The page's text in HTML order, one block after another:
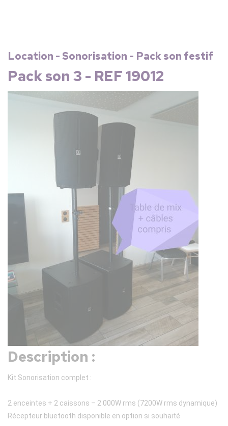
Location - Sonorisation - Pack son festif
Pack son 3 - REF 19012
Description :
Kit Sonorisation complet :
2 enceintes + 2 caissons – 2 000W rms (7200W rms dynamique)
Récepteur bluetooth disponible en option si souhaité